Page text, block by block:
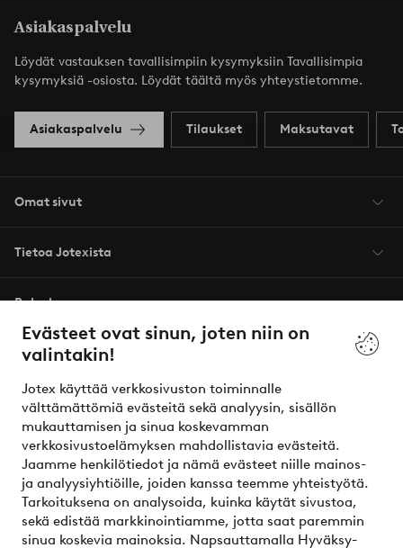
Evästeet ovat sinun, joten niin on
valintakin!
Jotex käyttää verkkosivuston toiminnalle
välttämättömiä evästeitä sekä analyysin, sisällön
mukauttamisen ja sinua koskevamman
verkkosivustoelämyksen mahdollistavia evästeitä.
Jaamme henkilötiedot ja nämä evästeet niille mainos-
ja analyysiyhtiöille, joiden kanssa teemme yhteistyötä.
Tarkoituksena on analysoida, kuinka käytät sivustoa,
sekä edistää markkinointiamme, jotta saat paremmin
sinua koskevia mainoksia. Napsauttamalla Hyväksy-
Asiakaspalvelu
Löydät vastauksen tavallisimpiin kysymyksiin Tavallisimpia
kysymyksiä -osiosta. Löydät täältä myös yhteystietomme.
Asiakaspalvelu Tilaukset Maksutavat
Omat sivut
Tietoa Jotexista
Palvelumme
Ehdot
Ystävät
Turvalliset maksut – maksa nyt tai erissä
Haluatko tietää lisää maksuvaihtoehdoistamme?
elpy